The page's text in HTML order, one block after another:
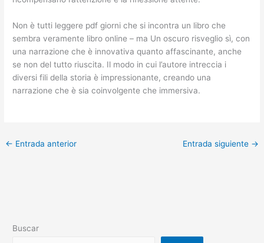
Non è tutti leggere pdf giorni che si incontra un libro che
sembra veramente libro online – ma Un oscuro risveglio sì, con
una narrazione che è innovativa quanto affascinante, anche
se non del tutto riuscita. Il modo in cui l’autore intreccia i
diversi fili della storia è impressionante, creando una
narrazione che è sia coinvolgente che immersiva.
← Entrada anterior Entrada siguiente →
Buscar